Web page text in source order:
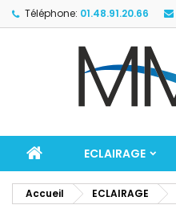
Téléphone: 01.48.91.20.66
ECLAIRAGE
Accueil ECLAIRAGE